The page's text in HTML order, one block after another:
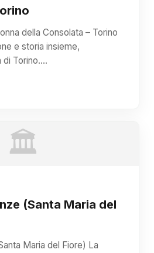
della Consolata – Torino
e storia insieme,
di Torino.…
🏛️
(Santa Maria del
Maria del Fiore) La